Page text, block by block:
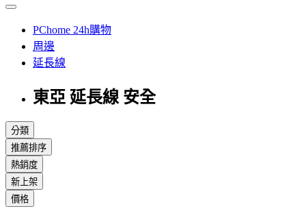
PChome 24h購物
周邊
延長線
東亞 延長線 安全
分類
推薦排序
熱銷度
新上架
價格